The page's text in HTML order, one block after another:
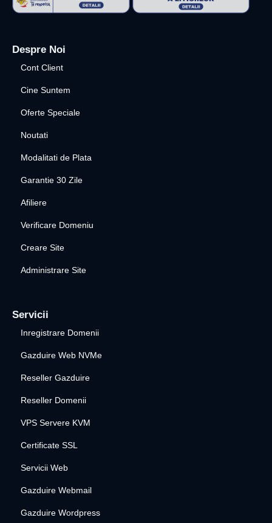
Despre Noi
Cont Client
Cine Suntem
Oferte Speciale
Noutati
Modalitati de Plata
Garantie 30 Zile
Afiliere
Verificare Domeniu
Creare Site
Administrare Site
Servicii
Inregistrare Domenii
Gazduire Web NVMe
Reseller Gazduire
Reseller Domenii
VPS Servere KVM
Certificate SSL
Servicii Web
Gazduire Webmail
Gazduire Wordpress